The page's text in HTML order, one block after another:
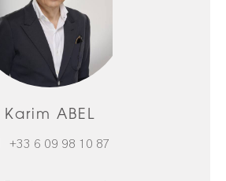
Karim ABEL
+33 6 09 98 10 87